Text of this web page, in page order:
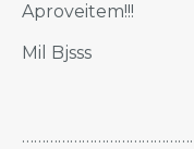
Aproveitem!!!
Mil Bjsss